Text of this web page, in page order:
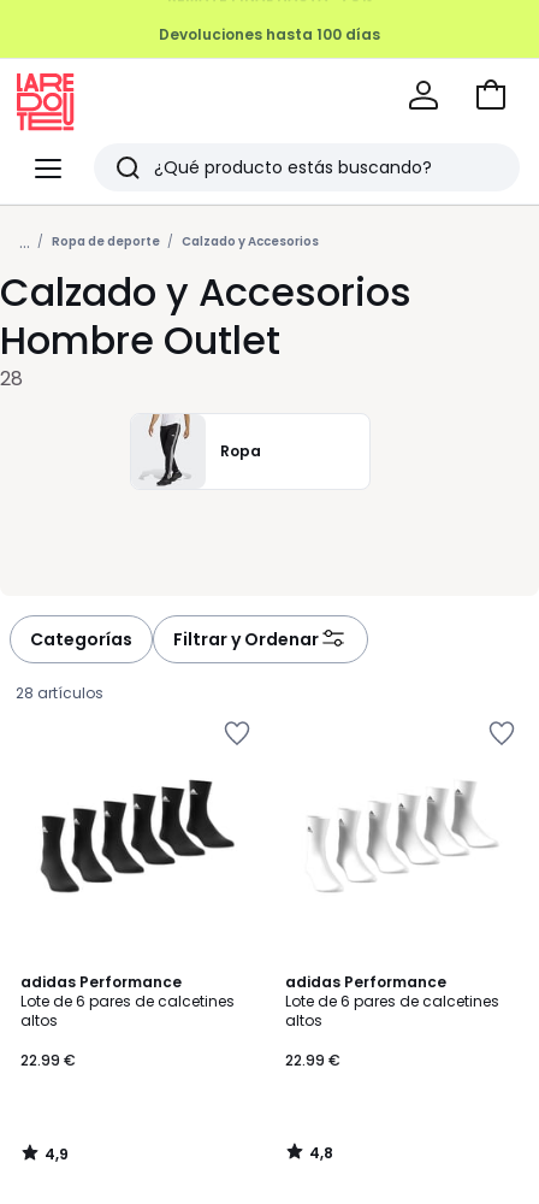
Devoluciones hasta 100 días
Menu
Redoute
Buscar
Últimos
artículos
vistos
Ir
... Ropa de deporte Calzado y Accesorios
Calzado y Accesorios
Hombre Outlet
28
Ropa
Categorías Filtrar y Ordenar
28 artículos
adidas Performance
Lote de 6 pares de calcetines
altos
€.
22.99 €
4,9
/ 5
4,9
/
adidas Performance
Lote de 6 pares de calcetines
altos
22.99 €
4,8
/ 5
4,8
/